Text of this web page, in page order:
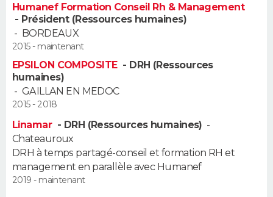
Humanef Formation Conseil Rh & Management
- Président (Ressources humaines)
- BORDEAUX
2015 - maintenant
EPSILON COMPOSITE - DRH (Ressources
humaines)
- GAILLAN EN MEDOC
2015 - 2018
Linamar - DRH (Ressources humaines) -
Chateauroux
DRH à temps partagé-conseil et formation RH et
management en parallèle avec Humanef
2019 - maintenant